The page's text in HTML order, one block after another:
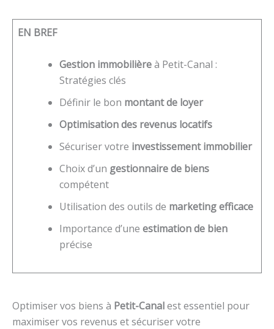
EN BREF
Gestion immobilièreà Petit-Canal :
Stratégies clés
Définir le bon montant de loyer
Optimisation des revenus locatifs
Sécuriser votre investissement immobilier
Choix d’un gestionnaire de biens
compétent
Utilisation des outils de marketing efficace
Importance d’une estimation de bien
précise
Optimiser vos biens à Petit-Canalest essentiel pour
maximiser vos revenus et sécuriser votre